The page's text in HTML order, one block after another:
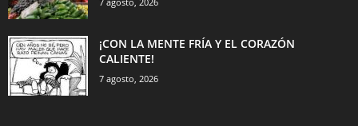
¡CON LA MENTE FRÍA Y EL CORAZÓN
CALIENTE!
7 agosto, 2026